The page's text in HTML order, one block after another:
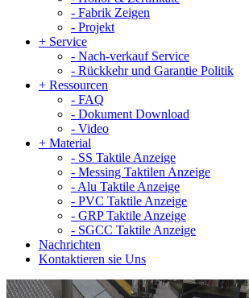
- Fabrik Zeigen
- Projekt
+ Service
- Nach-verkauf Service
- Rückkehr und Garantie Politik
+ Ressourcen
- FAQ
- Dokument Download
- Video
+ Material
- SS Taktile Anzeige
- Messing Taktilen Anzeige
- Alu Taktile Anzeige
- PVC Taktile Anzeige
- GRP Taktile Anzeige
- SGCC Taktile Anzeige
Nachrichten
Kontaktieren sie Uns